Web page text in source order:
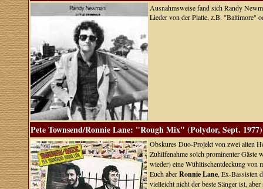
Ausnahmsweise fand sich Randy
Lieder von der Platte, z.B. "Baltimore"
Pete Townsend/Ronnie Lane: "Rough Mix" (Polydor, Sept. 1977)
Obskures Duo-Projekt von zwei alten
Zuhilfenahme solch prominenter Gäste
wieder) eine Wühltischentdeckung von
Euch aberRonnie Lane, Ex-Bassisten
vielleicht nicht der beste Sänger ist,